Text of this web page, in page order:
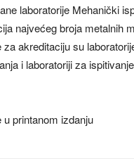
laboratorije Mehanički
najvećeg broja metalnih
akreditaciju su
i laboratoriji za
printanom izdanju